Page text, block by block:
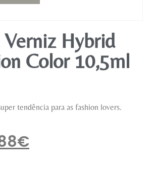
Hybrid
Color 10,5ml
tendência para as fashion lovers.
€